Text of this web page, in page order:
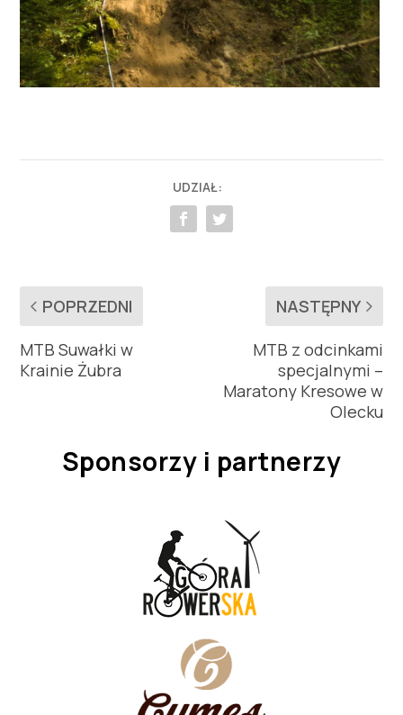
UDZIAŁ:
POPRZEDNI
MTB Suwałki w
Krainie Żubra
NASTĘPNY
MTB z odcinkami
specjalnymi –
Maratony Kresowe w
Olecku
Sponsorzy i partnerzy